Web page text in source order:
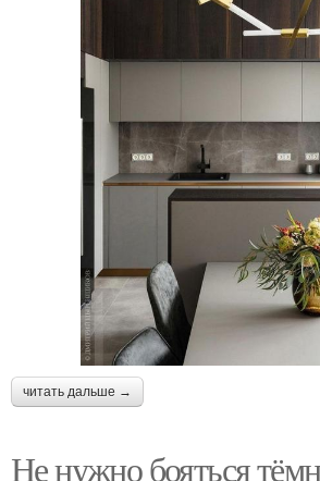
читать дальше →
Не нужно бояться